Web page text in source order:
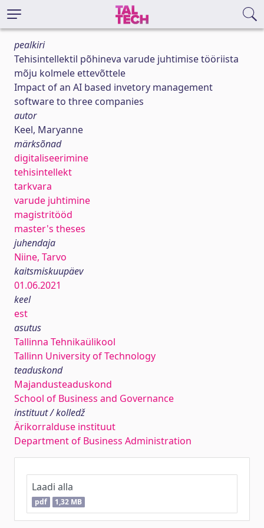
pealkiri
Tehisintellektil põhineva varude juhtimise tööriista
mõju kolmele ettevõttele
Impact of an AI based invetory management
software to three companies
autor
Keel, Maryanne
märksõnad
digitaliseerimine
tehisintellekt
tarkvara
varude juhtimine
magistritööd
master's theses
juhendaja
Niine, Tarvo
kaitsmiskuupäev
01.06.2021
keel
est
asutus
Tallinna Tehnikaülikool
Tallinn University of Technology
teaduskond
Majandusteaduskond
School of Business and Governance
instituut / kolledž
Ärikorralduse instituut
Department of Business Administration
Laadi alla
pdf 1,32 MB